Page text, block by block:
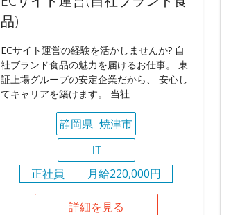
品)
ECサイト運営の経験を活かしませんか? 自
社ブランド食品の魅力を届けるお仕事。 東
証上場グループの安定企業だから、 安心し
てキャリアを築けます。 当社
静岡県 焼津市
IT
正社員
月給220,000円
詳細を見る